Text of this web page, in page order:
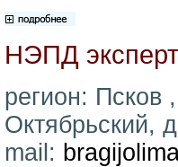
НЭПД эксперт
регион: Псков
Октябрьский,
mail: